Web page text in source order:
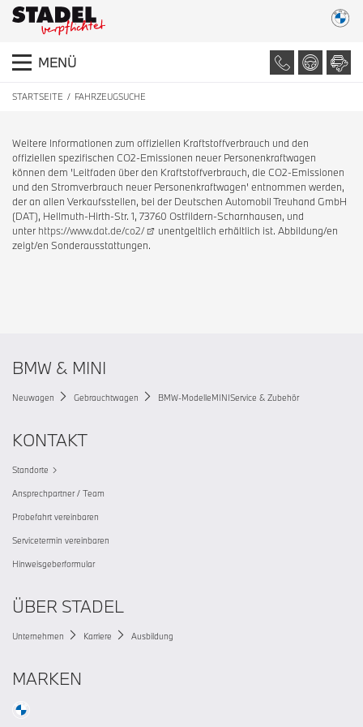
MENÜ
STARTSEITE FAHRZEUGSUCHE
Weitere Informationen zum offiziellen Kraftstoffverbrauch und den
offiziellen spezifischen CO2-Emissionen neuer Personenkraftwagen
können dem 'Leitfaden über den Kraftstoffverbrauch, die CO2-Emissionen
und den Stromverbrauch neuer Personenkraftwagen' entnommen werden,
der an allen Verkaufsstellen, bei der Deutschen Automobil Treuhand GmbH
(DAT), Hellmuth-Hirth-Str. 1, 73760 Ostfildern-Scharnhausen, und
unter https://www.dat.de/co2/
unentgeltlich erhältlich ist. Abbildung/en
zeigt/en Sonderausstattungen.
BMW & MINI
Neuwagen Gebrauchtwagen BMW-ModelleMINIService & Zubehör
KONTAKT
Standorte
Ansprechpartner / Team
Probefahrt vereinbaren
Servicetermin vereinbaren
Hinweisgeberformular
ÜBER STADEL
Unternehmen Karriere Ausbildung
MARKEN